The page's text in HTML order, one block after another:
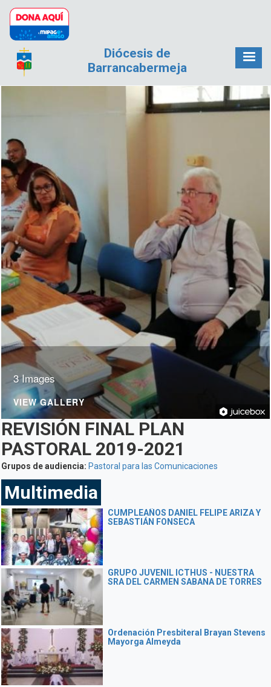
Pasar al contenido principal
Diócesis de
Barrancabermeja
3 Images
VIEW GALLERY
REVISIÓN FINAL PLAN
PASTORAL 2019-2021
Grupos de audiencia: Pastoral para las Comunicaciones
Multimedia
CUMPLEAÑOS DANIEL FELIPE ARIZA Y
SEBASTIÁN FONSECA
GRUPO JUVENIL ICTHUS - NUESTRA
SRA DEL CARMEN SABANA DE TORRES
Ordenación Presbiteral Brayan Stevens
Mayorga Almeyda